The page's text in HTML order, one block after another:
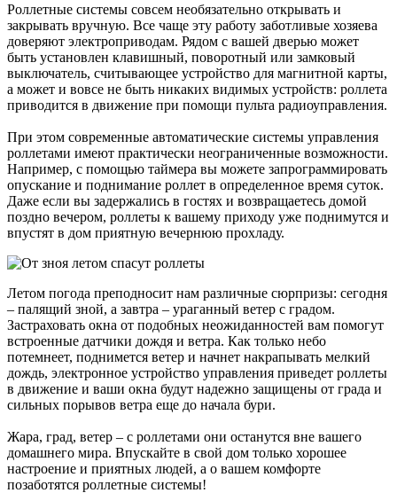
Роллетные системы совсем необязательно открывать и
закрывать вручную. Все чаще эту работу заботливые хозяева
доверяют электроприводам. Рядом с вашей дверью может
быть установлен клавишный, поворотный или замковый
выключатель, считывающее устройство для магнитной карты,
а может и вовсе не быть никаких видимых устройств: роллета
приводится в движение при помощи пульта радиоуправления.
При этом современные автоматические системы управления
роллетами имеют практически неограниченные возможности.
Например, с помощью таймера вы можете запрограммировать
опускание и поднимание роллет в определенное время суток.
Даже если вы задержались в гостях и возвращаетесь домой
поздно вечером, роллеты к вашему приходу уже поднимутся и
впустят в дом приятную вечернюю прохладу.
Летом погода преподносит нам различные сюрпризы: сегодня
– палящий зной, а завтра – ураганный ветер с градом.
Застраховать окна от подобных неожиданностей вам помогут
встроенные датчики дождя и ветра. Как только небо
потемнеет, поднимется ветер и начнет накрапывать мелкий
дождь, электронное устройство управления приведет роллеты
в движение и ваши окна будут надежно защищены от града и
сильных порывов ветра еще до начала бури.
Жара, град, ветер – с роллетами они останутся вне вашего
домашнего мира. Впускайте в свой дом только хорошее
настроение и приятных людей, а о вашем комфорте
позаботятся роллетные системы!